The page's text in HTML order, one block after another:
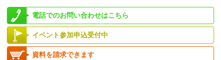
電話でのお問い合わせはこちら
イベント参加申込受付中
資料を請求できます